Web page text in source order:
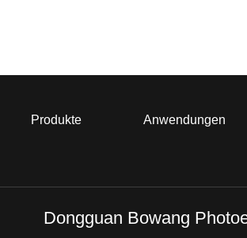
Produkte Anwendungen
Dongguan Bowang